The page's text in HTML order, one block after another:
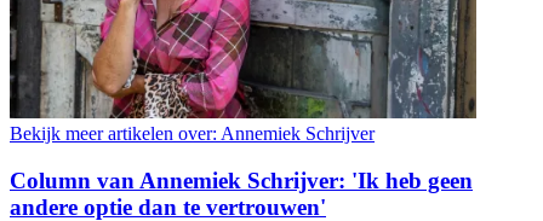
Bekijk meer artikelen over: Annemiek Schrijver
Column van Annemiek Schrijver: 'Ik heb geen
andere optie dan te vertrouwen'